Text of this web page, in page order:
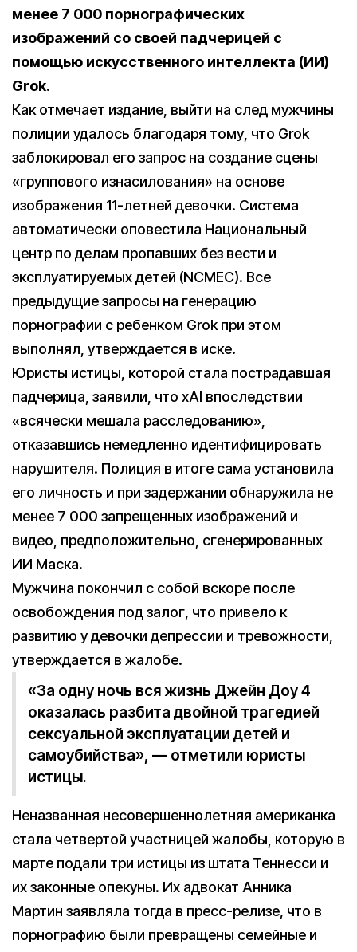
менее 7 000 порнографических
изображений со своей падчерицей с
помощью искусственного интеллекта (ИИ)
Grok.
Как отмечает издание, выйти на след мужчины
полиции удалось благодаря тому, что Grok
заблокировал его запрос на создание сцены
«группового изнасилования» на основе
изображения 11-летней девочки. Система
автоматически оповестила Национальный
центр по делам пропавших без вести и
эксплуатируемых детей (NCMEC). Все
предыдущие запросы на генерацию
порнографии с ребенком Grok при этом
выполнял, утверждается в иске.
Юристы истицы, которой стала пострадавшая
падчерица, заявили, что xAI впоследствии
«всячески мешала расследованию»,
отказавшись немедленно идентифицировать
нарушителя. Полиция в итоге сама установила
его личность и при задержании обнаружила не
менее 7 000 запрещенных изображений и
видео, предположительно, сгенерированных
ИИ Маска.
Мужчина покончил с собой вскоре после
освобождения под залог, что привело к
развитию у девочки депрессии и тревожности,
утверждается в жалобе.
«За одну ночь вся жизнь Джейн Доу 4
оказалась разбита двойной трагедией
сексуальной эксплуатации детей и
самоубийства», — отметили юристы
истицы.
Неназванная несовершеннолетняя американка
стала четвертой участницей жалобы, которую в
марте подали три истицы из штата Теннесси и
их законные опекуны. Их адвокат Анника
Мартин заявляла тогда в пресс-релизе, что в
порнографию были превращены семейные и